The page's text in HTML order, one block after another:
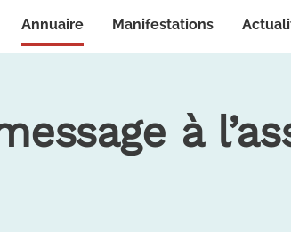
Annuaire Manifestations
à